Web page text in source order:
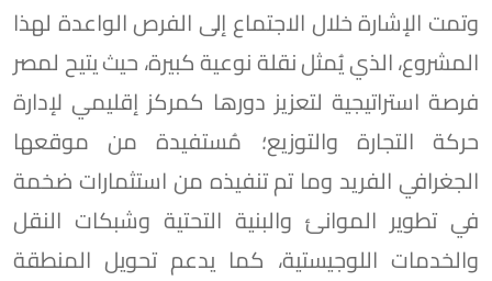
وتمت الإشارة خلال الاجتماع إلى الفرص الواعدة لهذا
المشروع، الذي يُمثل نقلة نوعية كبيرة، حيث يتيح لمصر
فرصة استراتيجية لتعزيز دورها كمركز إقليمي لإدارة
حركة التجارة والتوزيع؛ مُستفيدة من موقعها
الجغرافي الفريد وما تم تنفيذه من استثمارات ضخمة
في تطوير الموانئ والبنية التحتية وشبكات النقل
والخدمات اللوجيستية، كما يدعم تحويل المنطقة